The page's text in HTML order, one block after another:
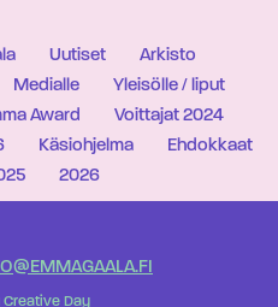
Uutiset
Arkisto
Medialle
Yleisölle / liput
Award
Voittajat 2024
Käsiohjelma
Ehdokkaat
2026
Creative Day